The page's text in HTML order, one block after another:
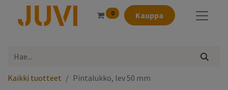
0 Kauppa
Kaikki tuotteet Pintalukko, lev 50 mm